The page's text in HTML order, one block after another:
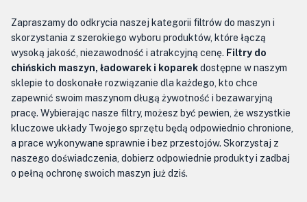
Zapraszamy do odkrycia naszej kategorii filtrów do maszyn i
skorzystania z szerokiego wyboru produktów, które łączą
wysoką jakość, niezawodność i atrakcyjną cenę. Filtry do
chińskich maszyn, ładowarek i koparekdostępne w naszym
sklepie to doskonałe rozwiązanie dla każdego, kto chce
zapewnić swoim maszynom długą żywotność i bezawaryjną
pracę. Wybierając nasze filtry, możesz być pewien, że wszystkie
kluczowe układy Twojego sprzętu będą odpowiednio chronione,
a prace wykonywane sprawnie i bez przestojów. Skorzystaj z
naszego doświadczenia, dobierz odpowiednie produkty i zadbaj
o pełną ochronę swoich maszyn już dziś.